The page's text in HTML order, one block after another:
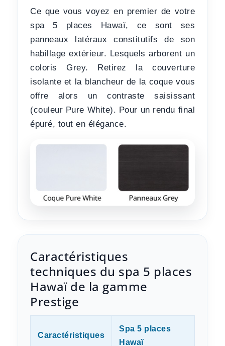
Ce que vous voyez en premier de votre
spa 5 places Hawaï, ce sont ses
panneaux latéraux constitutifs de son
habillage extérieur. Lesquels arborent un
coloris Grey. Retirez la couverture
isolante et la blancheur de la coque vous
offre alors un contraste saisissant
(couleur Pure White). Pour un rendu final
épuré, tout en élégance.
Caractéristiques
techniques du spa 5 places
Hawaï de la gamme
Prestige
Caractéristiques
Spa 5 places
Hawaï